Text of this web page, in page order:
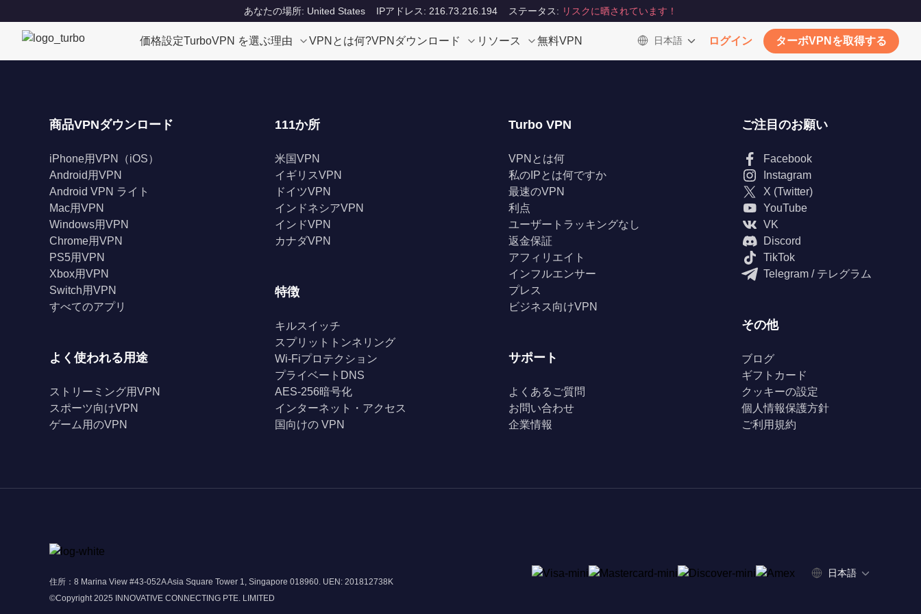
あなたの場所: United States IPアドレス: 216.73.216.194 ステータス: リスクに晒されています！
価格設定TurboVPN を選ぶ理由 VPNとは何?VPNダウンロード リソース 無料VPN 日本語 ログイン ターボVPNを取得する
商品VPNダウンロード
iPhone用VPN（iOS）
Android用VPN
Android VPN ライト
Mac用VPN
Windows用VPN
Chrome用VPN
PS5用VPN
Xbox用VPN
Switch用VPN
すべてのアプリ
よく使われる用途
ストリーミング用VPN
スポーツ向けVPN
ゲーム用のVPN
111か所
米国VPN
イギリスVPN
ドイツVPN
インドネシアVPN
インドVPN
カナダVPN
特徴
キルスイッチ
スプリットトンネリング
Wi-Fiプロテクション
プライベートDNS
AES-256暗号化
インターネット・アクセス
国向けの VPN
Turbo VPN
VPNとは何
私のIPとは何ですか
最速のVPN
利点
ユーザートラッキングなし
返金保証
アフィリエイト
インフルエンサー
プレス
ビジネス向けVPN
サポート
よくあるご質問
お問い合わせ
企業情報
ご注目のお願い
Facebook
Instagram
X (Twitter)
YouTube
VK
Discord
TikTok
Telegram / テレグラム
その他
ブログ
ギフトカード
クッキーの設定
個人情報保護方針
ご利用規約
住所：8 Marina View #43-052A Asia Square Tower 1, Singapore 018960. UEN: 201812738K
©Copyright 2025 INNOVATIVE CONNECTING PTE. LIMITED
日本語